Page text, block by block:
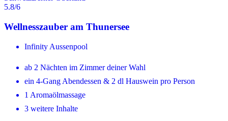
5.8/6
Wellnesszauber am Thunersee
Infinity Aussenpool
ab 2 Nächten im Zimmer deiner Wahl
ein 4-Gang Abendessen & 2 dl Hauswein pro Person
1 Aromaölmassage
3 weitere Inhalte